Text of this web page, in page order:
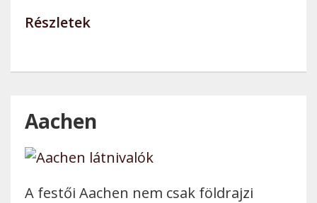
Részletek
Aachen
A festői Aachen nem csak földrajzi